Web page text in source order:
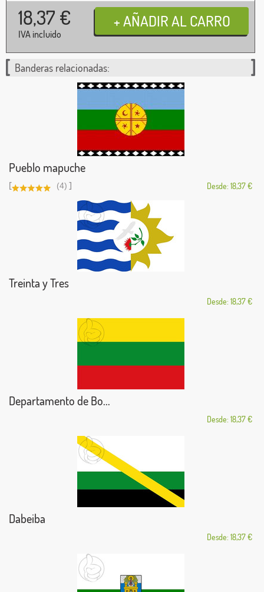
18,37 €
IVA incluido
Banderas relacionadas:
Pueblo mapuche
[ (4) ] Desde: 18,37 €
Treinta y Tres
Desde: 18,37 €
Departamento de Bo...
Desde: 18,37 €
Dabeiba
Desde: 18,37 €